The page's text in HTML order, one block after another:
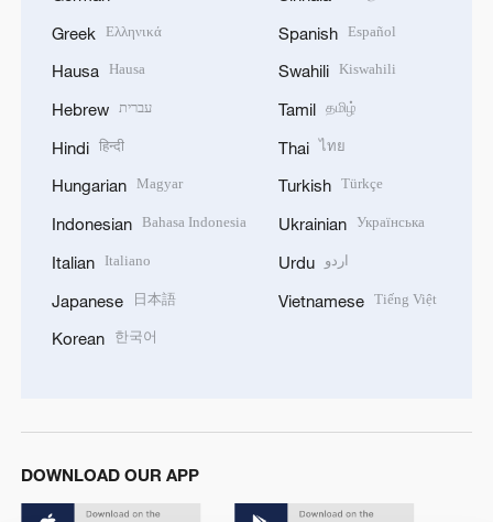
Greek Ελληνικά
Hausa Hausa
Hebrew עברית
Hindi हिन्दी
Hungarian Magyar
Indonesian Bahasa Indonesia
Italian Italiano
Japanese 日本語
Korean 한국어
Spanish Español
Swahili Kiswahili
Tamil தமிழ்
Thai ไทย
Turkish Türkçe
Ukrainian Українська
Urdu اردو
Vietnamese Tiếng Việt
DOWNLOAD OUR APP